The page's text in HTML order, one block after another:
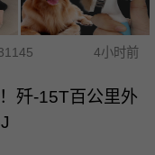
4小时前
歼-15T百公里外